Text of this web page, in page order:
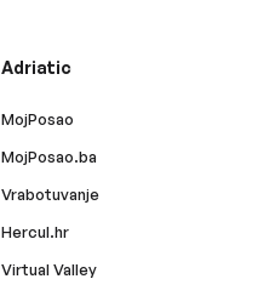
Adriatic
MojPosao
MojPosao.ba
Vrabotuvanje
Hercul.hr
Virtual Valley